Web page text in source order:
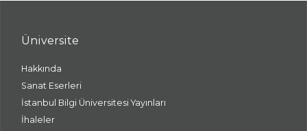
Üniversite
Hakkında
Sanat Eserleri
İstanbul Bilgi Üniversitesi Yayınları
İhaleler